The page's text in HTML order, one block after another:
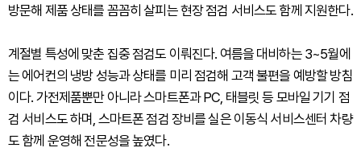
방문해 제품 상태를 꼼꼼히 살피는 현장 점검 서비스도 함께 지원한다.
계절별 특성에 맞춘 집중 점검도 이뤄진다. 여름을 대비하는 3~5월에
는 에어컨의 냉방 성능과 상태를 미리 점검해 고객 불편을 예방할 방침
이다. 가전제품뿐만 아니라 스마트폰과 PC, 태블릿 등 모바일 기기 점
검 서비스도 하며, 스마트폰 점검 장비를 실은 이동식 서비스센터 차량
도 함께 운영해 전문성을 높였다.